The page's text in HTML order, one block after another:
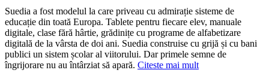
Suedia a fost modelul la care priveau cu admirație sisteme de
educație din toată Europa. Tablete pentru fiecare elev, manuale
digitale, clase fără hârtie, grădinițe cu programe de alfabetizare
digitală de la vârsta de doi ani. Suedia construise cu grijă și cu bani
publici un sistem școlar al viitorului. Dar primele semne de
îngrijorare nu au întârziat să apară. Citeste mai mult